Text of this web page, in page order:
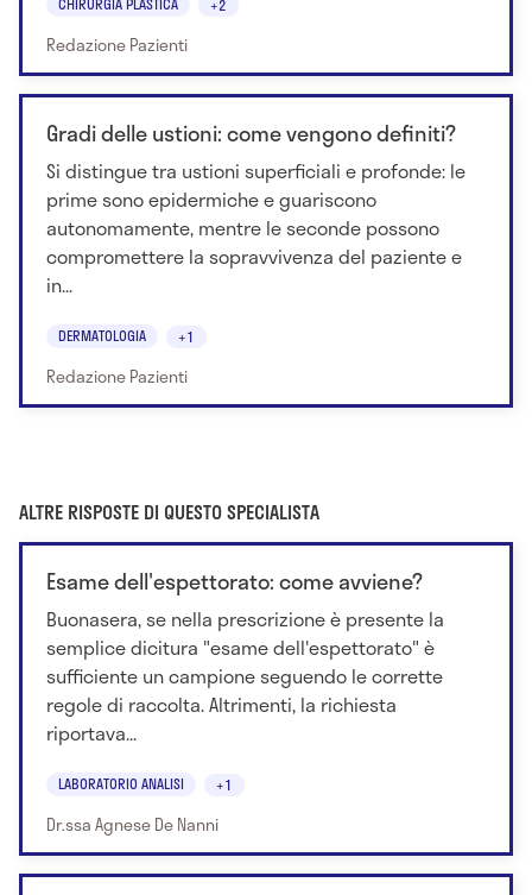
+2
Redazione Pazienti
Gradi delle ustioni: come vengono definiti?
Si distingue tra ustioni superficiali e profonde: le
prime sono epidermiche e guariscono
autonomamente, mentre le seconde possono
compromettere la sopravvivenza del paziente e
in...
DERMATOLOGIA +1
Redazione Pazienti
ALTRE RISPOSTE DI QUESTO SPECIALISTA
Esame dell'espettorato: come avviene?
Buonasera, se nella prescrizione è presente la
semplice dicitura "esame dell'espettorato" è
sufficiente un campione seguendo le corrette
regole di raccolta. Altrimenti, la richiesta
riportava...
LABORATORIO ANALISI +1
Dr.ssa Agnese De Nanni